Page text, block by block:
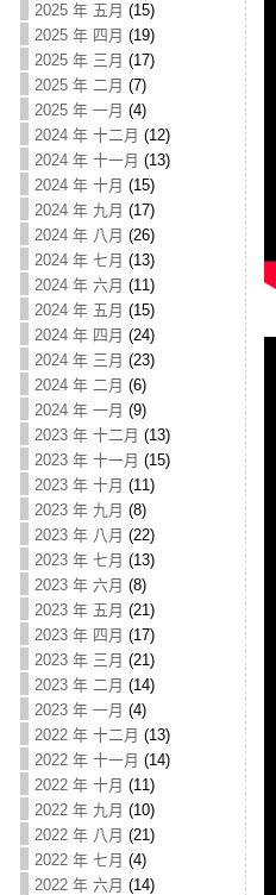
2025 年 五月 (15)
2025 年 四月 (19)
2025 年 三月 (17)
2025 年 二月 (7)
2025 年 一月 (4)
2024 年 十二月 (12)
2024 年 十一月 (13)
2024 年 十月 (15)
2024 年 九月 (17)
2024 年 八月 (26)
2024 年 七月 (13)
2024 年 六月 (11)
2024 年 五月 (15)
2024 年 四月 (24)
2024 年 三月 (23)
2024 年 二月 (6)
2024 年 一月 (9)
2023 年 十二月 (13)
2023 年 十一月 (15)
2023 年 十月 (11)
2023 年 九月 (8)
2023 年 八月 (22)
2023 年 七月 (13)
2023 年 六月 (8)
2023 年 五月 (21)
2023 年 四月 (17)
2023 年 三月 (21)
2023 年 二月 (14)
2023 年 一月 (4)
2022 年 十二月 (13)
2022 年 十一月 (14)
2022 年 十月 (11)
2022 年 九月 (10)
2022 年 八月 (21)
2022 年 七月 (4)
2022 年 六月 (14)